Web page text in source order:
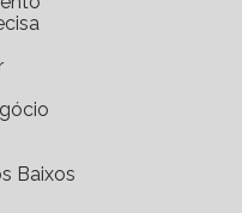
Baixos